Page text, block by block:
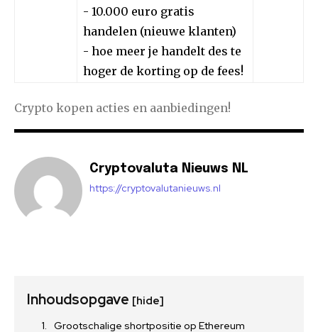
- 10.000 euro gratis
handelen (nieuwe klanten)
- hoe meer je handelt des te
hoger de korting op de fees!
Crypto kopen acties en aanbiedingen!
Cryptovaluta Nieuws NL
https://cryptovalutanieuws.nl
Inhoudsopgave [hide]
Grootschalige shortpositie op Ethereum